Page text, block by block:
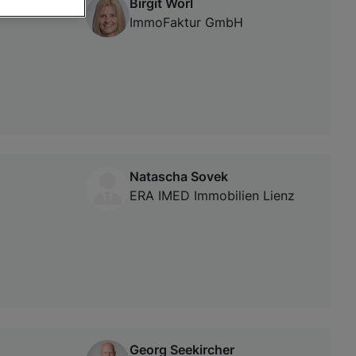
ImmoFaktur GmbH
Natascha Sovek
ERA IMED Immobilien Lienz
Georg Seekircher
oder Zugriff